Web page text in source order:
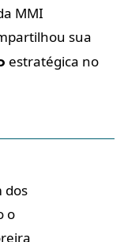
MMI
sua
estratégica no
dos
o